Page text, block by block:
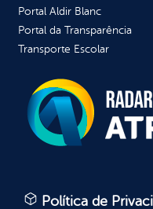
Portal Aldir Blanc
Portal da Transparência
Transporte Escolar
Política de